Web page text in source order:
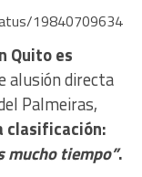
19840709634
Quito es
alusión directa
Palmeiras,
clasificación:
mucho tiempo”.